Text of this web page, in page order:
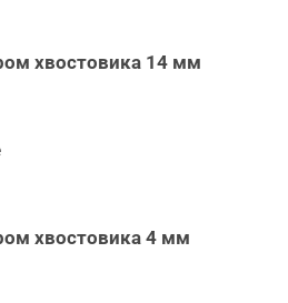
хвостовика 14 мм
хвостовика 4 мм